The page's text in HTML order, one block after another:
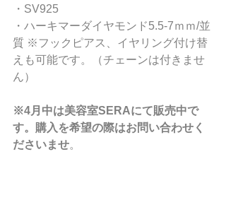
・SV925
・ハーキマーダイヤモンド5.5-7ｍｍ/並
質 ※フックピアス、イヤリング付け替
えも可能です。（チェーンは付きませ
ん）
※4月中は美容室SERAにて販売中で
す。購入を希望の際はお問い合わせく
ださいませ。